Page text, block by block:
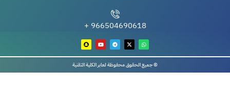
966504690618 +
© جميع الحقوق محفوظة لعابر الكلية التقنية